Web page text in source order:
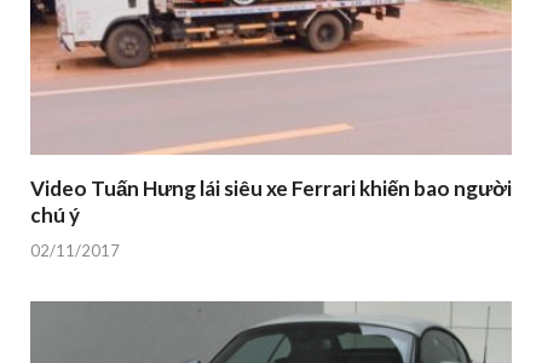
Video Tuấn Hưng lái siêu xe Ferrari khiến bao người
chú ý
02/11/2017